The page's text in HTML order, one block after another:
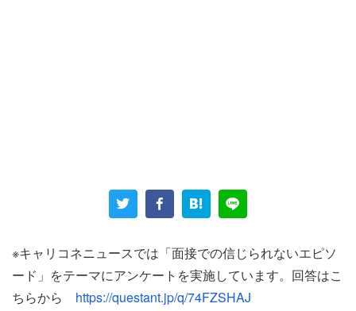
いてもともと数年の経験があったため、スムーズに選考が
ところが、募集要項に則り高卒で応募したにもかかわら
ず、院長の妻からこんな失礼なことを言われてしまう。
※キャリコネニュースでは「面接での信じられないエピソ
ード」をテーマにアンケートを実施しています。回答はこ
ちらから https://questant.jp/q/74FZSHAJ